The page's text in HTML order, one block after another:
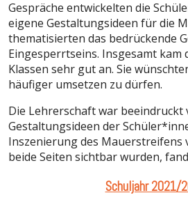
Gespräche entwickelten die
eigene Gestaltungsideen für die
thematisierten das bedrückende
Eingesperrtseins. Insgesamt kam
Klassen sehr gut an. Sie
häufiger umsetzen zu dürfen.
Die Lehrerschaft war beeindruckt
Gestaltungsideen der
Inszenierung des Mauerstreifens
beide Seiten sichtbar wurden,
Schuljahr 2021/